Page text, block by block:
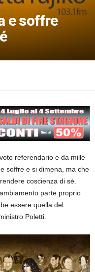
e soffre
referendario e da mille
soffre e si dimena, ma che
coscienza di sè.
parte proprio
essere quella del
Poletti.